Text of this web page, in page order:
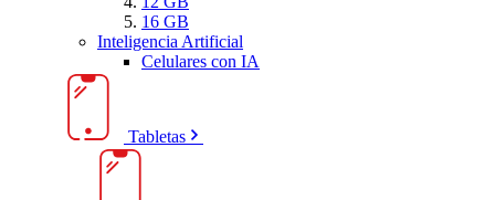
16 GB
Inteligencia Artificial
Celulares con IA
Tabletas